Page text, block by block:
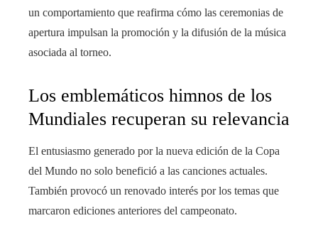
un comportamiento que reafirma cómo las ceremonias de
apertura impulsan la promoción y la difusión de la música
asociada al torneo.
Los emblemáticos himnos de los
Mundiales recuperan su relevancia
El entusiasmo generado por la nueva edición de la Copa
del Mundo no solo benefició a las canciones actuales.
También provocó un renovado interés por los temas que
marcaron ediciones anteriores del campeonato.